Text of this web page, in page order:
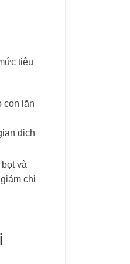
tiêu
con lăn
dịch
và
chi